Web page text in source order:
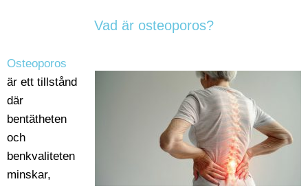
Vad är osteoporos?
Osteoporos
är ett tillstånd
där
bentätheten
och
benkvaliteten
minskar,